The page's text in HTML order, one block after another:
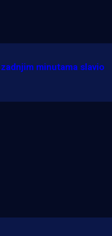
zadnjim minutama slavio